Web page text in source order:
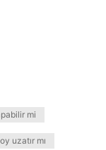
mi
uzatır mı